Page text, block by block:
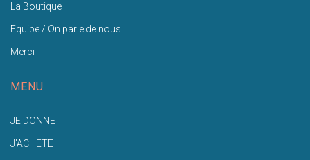
La Boutique
Equipe / On parle de nous
Merci
MENU
JE DONNE
J'ACHETE